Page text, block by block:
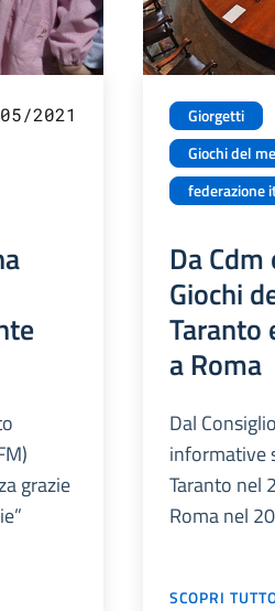
2021
grazie
Giorgetti
Giochi del
federazione
Da
Giochi
Taranto
a Roma
Dal
informative
Taranto nel
Roma nel
SCOPRI